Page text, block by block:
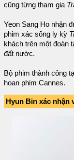
cũng từng tham gia
Yeon Sang Ho nhận
phim xác sống ly kỳ
khách trên một đoàn
đất nước.
Bộ phim thành công
hoan phim Cannes.
Hyun Bin xác nhận